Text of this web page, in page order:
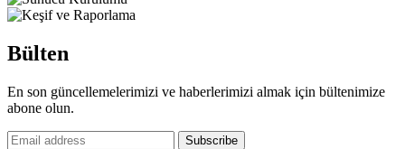
Bülten
En son güncellemelerimizi ve haberlerimizi almak için bültenimize
abone olun.